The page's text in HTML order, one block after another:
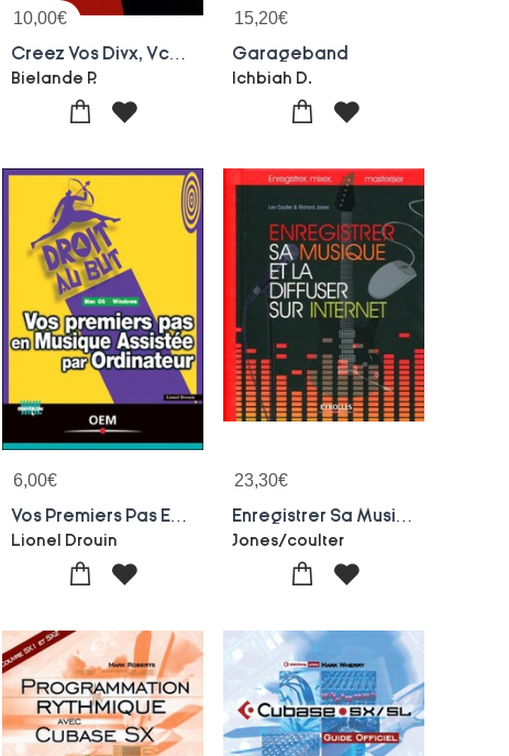
10,00€
Creez Vos Divx, Vcd, Et S-vcd
Bielande P.
15,20€
Garageband
Ichbiah D.
6,00€
Vos Premiers Pas En Musique Assistee Par Ordinateur : Mac Os Et Windows
Lionel Drouin
23,30€
Jones/coulter